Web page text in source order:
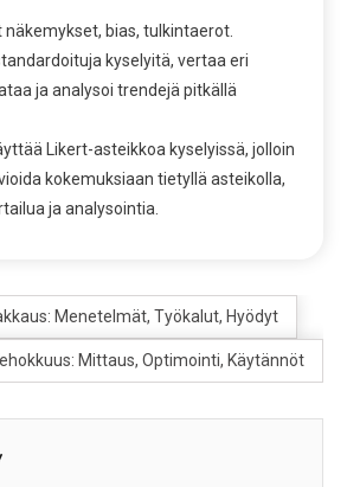
näkemykset, bias, tulkintaerot.
kyselyitä, vertaa eri
ja analysoi trendejä pitkällä
Likert-asteikkoa kyselyissä, jolloin
kokemuksiaan tietyllä asteikolla,
ja analysointia.
Menetelmät, Työkalut, Hyödyt
Mittaus, Optimointi, Käytännöt